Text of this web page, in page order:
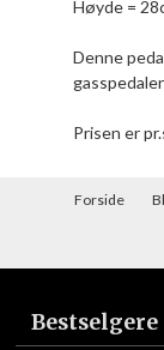
Høyde =
Denne
Prisen er
Forside
Bestselgere